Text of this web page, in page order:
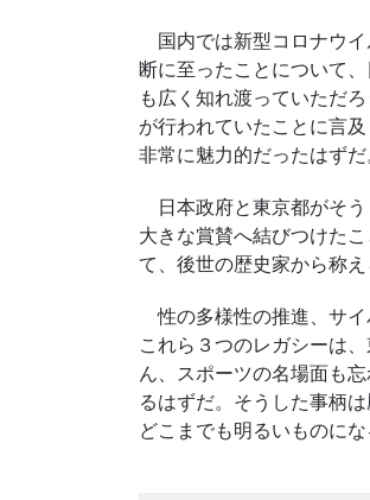
国内では新型コロナウイ
断に至ったことについて
も広く知れ渡っていただ
が行われていたことに言
非常に魅力的だったはずだ
日本政府と東京都がそう
大きな賞賛へ結びつけた
て、後世の歴史家から称え
性の多様性の推進、サイ
これら３つのレガシーは
ん、スポーツの名場面も
るはずだ。そうした事柄
どこまでも明るいものに